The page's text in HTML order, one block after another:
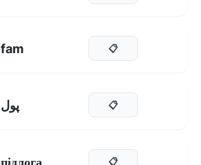
fam 📋
پول 📋
підлога 📋